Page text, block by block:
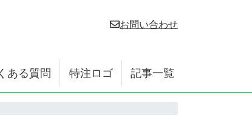
お問い合わせ
ある質問 特注ロゴ 記事一覧